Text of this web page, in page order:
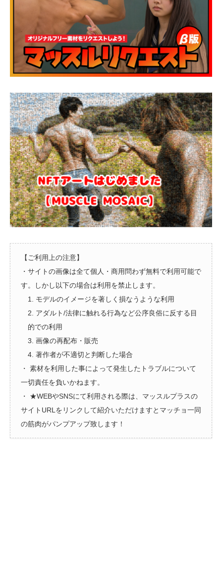
【ご利用上の注意】
・サイトの画像は全て個人・商用問わず無料で利用可能で
す。しかし以下の場合は利用を禁止します。
1. モデルのイメージを著しく損なうような利用
2. アダルト/法律に触れる行為など公序良俗に反する目
的での利用
3. 画像の再配布・販売
4. 著作者が不適切と判断した場合
・ 素材を利用した事によって発生したトラブルについて
一切責任を負いかねます。
・ ★WEBやSNSにて利用される際は、マッスルプラスの
サイトURLをリンクして紹介いただけますとマッチョ一同
の筋肉がパンプアップ致します！